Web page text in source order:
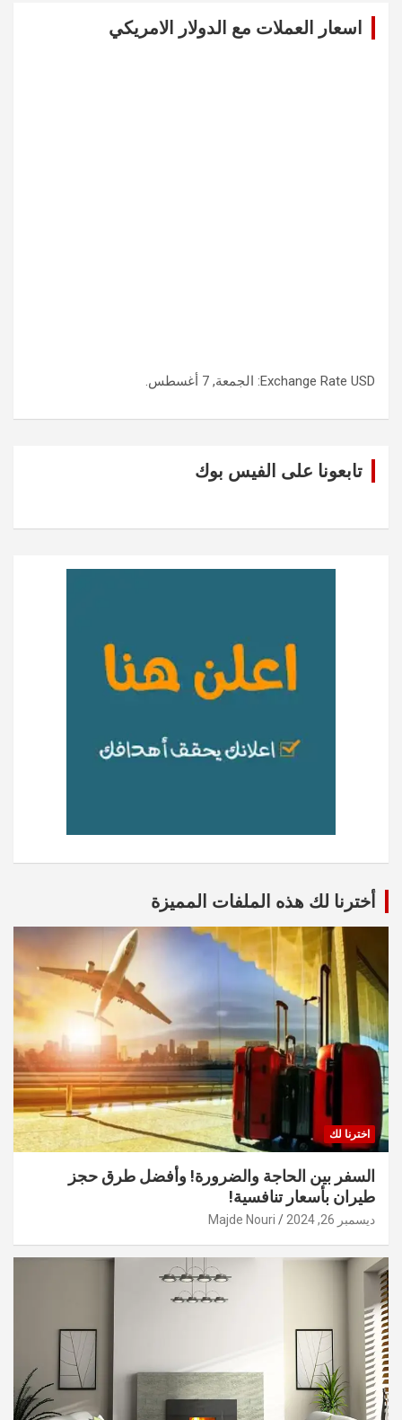
اسعار العملات مع الدولار الامريكي
Exchange Rate USD : الجمعة, 7 أغسطس.
تابعونا على الفيس بوك
أخترنا لك هذه الملفات المميزة
اخترنا لك
السفر بين الحاجة والضرورة! وأفضل طرق حجز
طيران بأسعار تنافسية!
ديسمبر 26, 2024 Majde Nouri